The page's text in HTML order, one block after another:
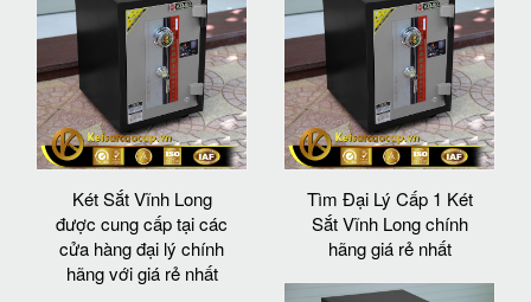
Két Sắt Vĩnh Long
được cung cấp tại các
cửa hàng đại lý chính
hãng với giá rẻ nhất
Tìm Đại Lý Cấp 1 Két
Sắt Vĩnh Long chính
hãng giá rẻ nhất